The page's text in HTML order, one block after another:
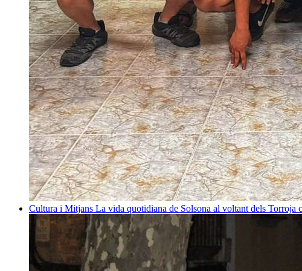
Cultura i Mitjans La vida quotidiana de Solsona al voltant dels Torroja